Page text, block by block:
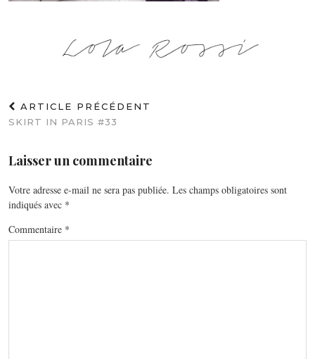
ARTICLE PRÉCÉDENT
SKIRT IN PARIS #33
Laisser un commentaire
Votre adresse e-mail ne sera pas publiée. Les champs obligatoires sont
indiqués avec *
Commentaire *